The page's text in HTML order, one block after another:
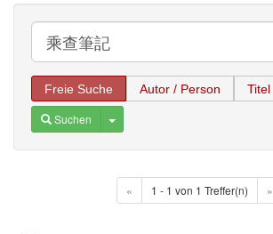
Freie Suche Autor / Person Titel
Suchen Toggle Dropdown
« 1 - 1 von 1 Treffer(n) »